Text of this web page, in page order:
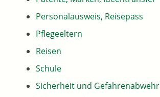
Personalausweis, Reisepass
Pflegeeltern
Reisen
Schule
Sicherheit und Gefahrenabwehr